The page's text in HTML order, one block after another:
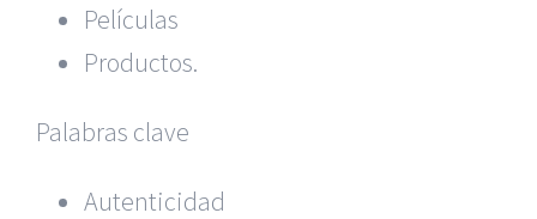
Películas
Productos.
Palabras clave
Autenticidad